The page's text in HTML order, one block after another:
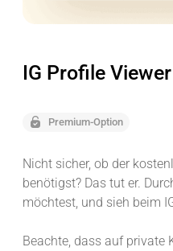
IG Profile
Premium-Option
Nicht sicher, ob der
benötigst? Das tut er.
möchtest, und sieh beim
Beachte, dass auf